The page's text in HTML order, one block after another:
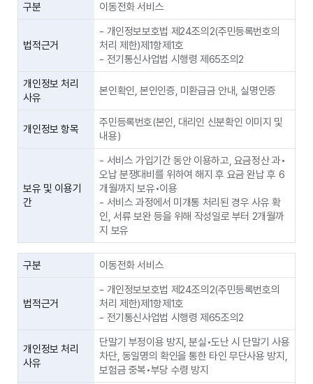
구분 이동전화 서비스
법적근거
- 개인정보보호법 제24조의2(주민등록번호의
처리 제한)제1항제1호
- 전기통신사업법 시행령 제65조의2
개인정보 처리
사유
본인확인, 본인인증, 미환급금 안내, 실명인증
개인정보 항목
주민등록번호(본인, 대리인 신분확인 이미지 및
내용)
보유 및 이용기
간
- 서비스 가입기간 동안 이용하고, 요금정산 과•
오납 분쟁대비를 위하여 해지 후 요금 완납 후 6
개월까지 보유•이용
- 서비스 과정에서 미개통 처리된 경우 사유 확
인, 서류 보완 등을 위해 작성일로 부터 2개월까
지 보유
구분 이동전화 서비스
법적근거
- 개인정보보호법 제24조의2(주민등록번호의
처리 제한)제1항제1호
- 전기통신사업법 시행령 제65조의2
개인정보 처리
사유
단말기 부정이용 방지, 분실•도난 시 단말기 사용
차단, 동일명의 확인을 통한 타인 무단사용 방지,
보험금 중복•부당 수령 방지